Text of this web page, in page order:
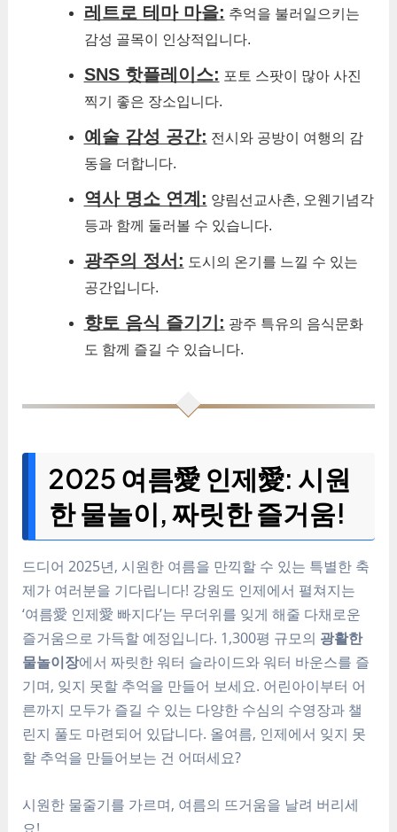
레트로 테마 마을: 추억을 불러일으키는
감성 골목이 인상적입니다.
SNS 핫플레이스: 포토 스팟이 많아 사진
찍기 좋은 장소입니다.
예술 감성 공간: 전시와 공방이 여행의 감
동을 더합니다.
역사 명소 연계: 양림선교사촌, 오웬기념각
등과 함께 둘러볼 수 있습니다.
광주의 정서: 도시의 온기를 느낄 수 있는
공간입니다.
향토 음식 즐기기: 광주 특유의 음식문화
도 함께 즐길 수 있습니다.
2025 여름愛 인제愛: 시원
한 물놀이, 짜릿한 즐거움!
드디어 2025년, 시원한 여름을 만끽할 수 있는 특별한 축
제가 여러분을 기다립니다! 강원도 인제에서 펼쳐지는
‘여름愛 인제愛 빠지다’는 무더위를 잊게 해줄 다채로운
즐거움으로 가득할 예정입니다. 1,300평 규모의 광활한
물놀이장에서 짜릿한 워터 슬라이드와 워터 바운스를 즐
기며, 잊지 못할 추억을 만들어 보세요. 어린아이부터 어
른까지 모두가 즐길 수 있는 다양한 수심의 수영장과 챌
린지 풀도 마련되어 있답니다. 올여름, 인제에서 잊지 못
할 추억을 만들어보는 건 어떠세요?
시원한 물줄기를 가르며, 여름의 뜨거움을 날려 버리세
요!